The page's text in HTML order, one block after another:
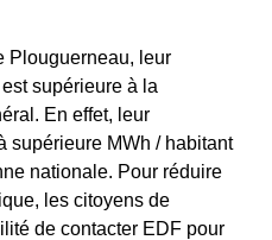
Plouguerneau, leur
supérieure à la
En effet, leur
supérieure MWh / habitant
nationale. Pour réduire
les citoyens de
de contacter EDF pour